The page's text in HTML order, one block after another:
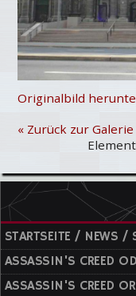
Originalbild
« Zurück zur Galerie
STARTSEITE / NEWS /
ASSASSIN'S CREED
ASSASSIN'S CREED